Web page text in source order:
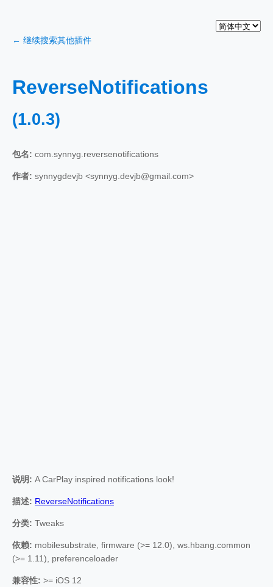
← 继续搜索其他插件
ReverseNotifications
(1.0.3)
包名: com.synnyg.reversenotifications
作者: synnygdevjb <synnyg.devjb@gmail.com>
说明: A CarPlay inspired notifications look!
描述: ReverseNotifications
分类: Tweaks
依赖: mobilesubstrate, firmware (>= 12.0), ws.hbang.common
(>= 1.11), preferenceloader
兼容性: >= iOS 12